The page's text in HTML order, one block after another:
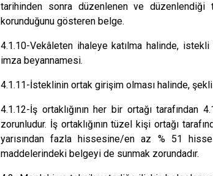
tarihinden sonra düzenlenen ve
korunduğunu gösteren belge.
4.1.10-Vekâleten ihaleye katılma halinde,
imza beyannamesi.
4.1.11-İsteklinin ortak girişim olması halinde,
4.1.12-İş ortaklığının her bir ortağı tarafından
zorunludur. İş ortaklığının tüzel kişi ortağı
yarısından fazla hissesine/en az % 51
maddelerindeki belgeyi de sunmak zorundadır.